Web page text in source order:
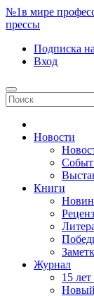
№1в мире
прессы
Подписка
Вход
Новости
Книги
Журнал
15